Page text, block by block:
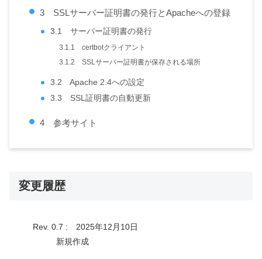
3 SSLサーバー証明書の発行とApacheへの登録
3.1 サーバー証明書の発行
3.1.1 certbotクライアント
3.1.2 SSLサーバー証明書が保存される場所
3.2 Apache 2.4への設定
3.3 SSL証明書の自動更新
4 参考サイト
変更履歴
Rev. 0.7 : 2025年12月10日
新規作成